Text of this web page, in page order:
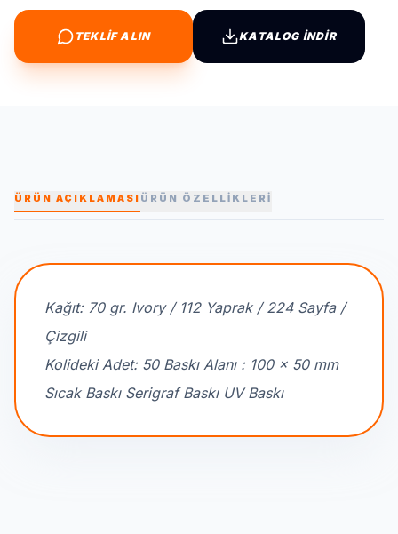
TEKLİF ALIN KATALOG İNDİR
ÜRÜN AÇIKLAMASI ÜRÜN ÖZELLİKLERİ
Kağıt: 70 gr. Ivory / 112 Yaprak / 224 Sayfa /
Çizgili
Kolideki Adet: 50 Baskı Alanı : 100 x 50 mm
Sıcak Baskı Serigraf Baskı UV Baskı